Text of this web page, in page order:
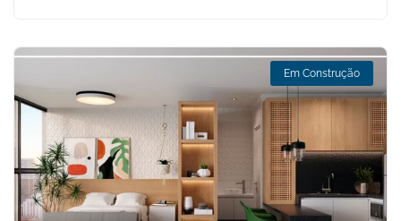
Em Construção